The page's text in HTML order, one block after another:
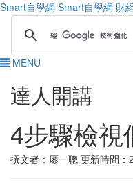
Smart自學網 Smart自學網 財
MENU
達人開講
4步驟檢視
撰文者：廖一聰 更新時間：